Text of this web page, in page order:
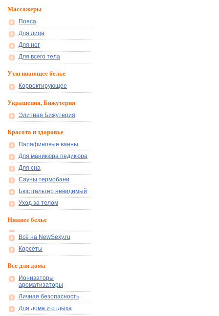
Массажеры
Пояса
Для лица
Для ног
Для всего тела
Утягивающее белье
Корректирующее
Украшения, Бижутерия
Элитная Бижутерия
Красота и здоровье
Парафиновые ванны
Для маникюра педикюра
Для сна
Сауны термобани
Бюстгальтер невидимый
Уход за телом
Нижнее белье
Всё на NewSexy.ru
Корсеты
Все для дома
Ионизаторы
ароматизаторы
Личная безопасность
Для дома и отдыха